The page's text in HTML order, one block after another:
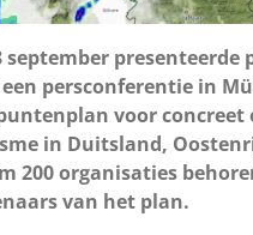
september presenteerde
persconferentie in
voor concreet
in Duitsland,
200 organisaties
van het plan.